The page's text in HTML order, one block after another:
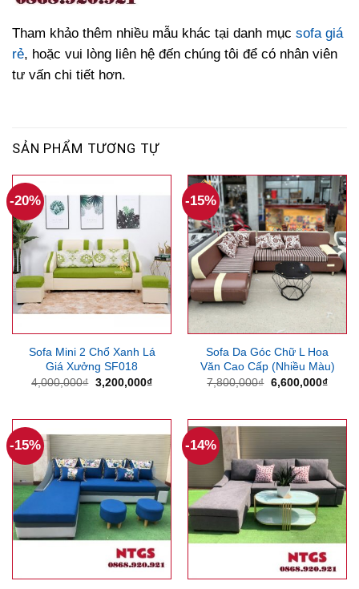
Tham khảo thêm nhiều mẫu khác tại danh mục sofa giá
rẻ, hoặc vui lòng liên hệ đến chúng tôi để có nhân viên
tư vấn chi tiết hơn.
SẢN PHẨM TƯƠNG TỰ
-20%
Sofa Mini 2 Chổ Xanh Lá
Giá Xưởng SF018
4,000,000₫ Giá
3,200,000₫Giá
3,200,000₫.
-15%
Sofa Da Góc Chữ L Hoa
Văn Cao Cấp (Nhiều Màu)
7,800,000₫ Giá
6,600,000₫Giá
-15% -14%